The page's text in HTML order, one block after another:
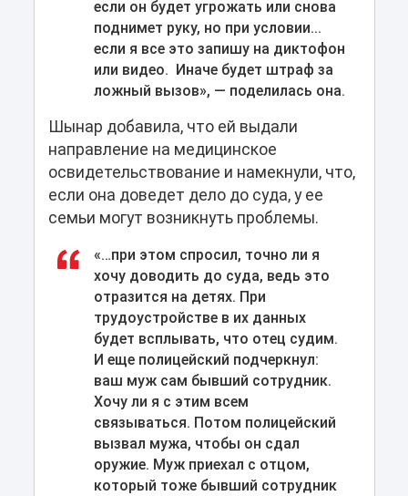
если он будет угрожать или снова
поднимет руку, но при условии...
если я все это запишу на диктофон
или видео. Иначе будет штраф за
ложный вызов», — поделилась она.
Шынар добавила, что ей выдали
направление на медицинское
освидетельствование и намекнули, что,
если она доведет дело до суда, у ее
семьи могут возникнуть проблемы.
«…при этом спросил, точно ли я
хочу доводить до суда, ведь это
отразится на детях. При
трудоустройстве в их данных
будет всплывать, что отец судим.
И еще полицейский подчеркнул:
ваш муж сам бывший сотрудник.
Хочу ли я с этим всем
связываться. Потом полицейский
вызвал мужа, чтобы он сдал
оружие. Муж приехал с отцом,
который тоже бывший сотрудник